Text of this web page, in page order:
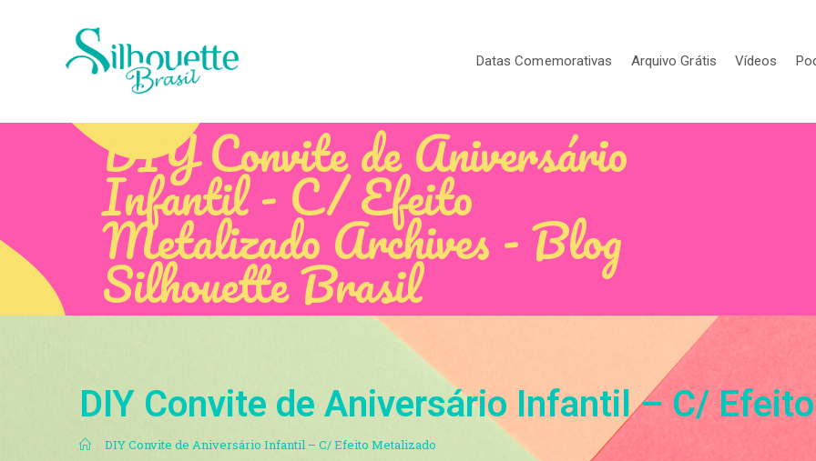
Datas Comemorativas Arquivo Grátis Vídeos
DIY Convite de Aniversário
Infantil - C/ Efeito
Metalizado Archives - Blog
Silhouette Brasil
DIY Convite de Aniversário Infantil – C/
. DIY Convite de Aniversário Infantil – C/ Efeito Metalizado